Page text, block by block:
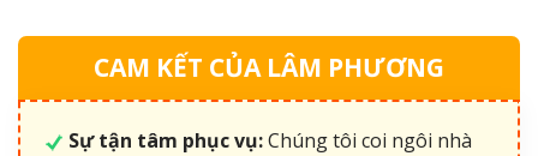
CAM KẾT CỦA LÂM PHƯƠNG
Sự tận tâm phục vụ:Chúng tôi coi ngôi nhà